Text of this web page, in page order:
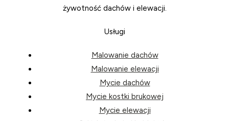
żywotność dachów i elewacji.
Usługi
Malowanie dachów
Malowanie elewacji
Mycie dachów
Mycie kostki brukowej
Mycie elewacji